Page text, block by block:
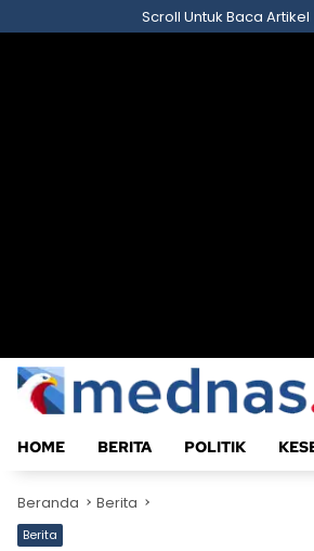
ke
Scroll Untuk Baca Artikel
HOME BERITA POLITIK
Beranda Berita
Berita